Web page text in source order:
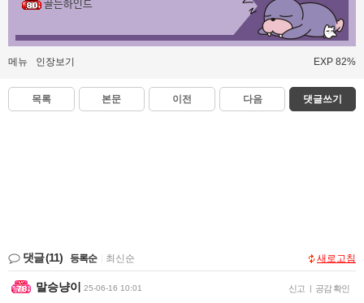
골든하인드
메뉴 인장보기 EXP 82%
목록 본문 이전 다음 댓글쓰기
댓글(11) 등록순 최신순 새로고침
말승냥이 25-06-16 10:01 신고 | 공감 확인